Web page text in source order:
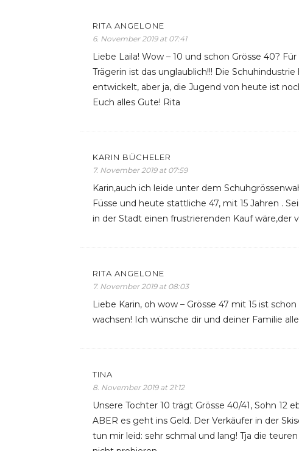
RITA ANGELONE
6. November 2019 at 07:41
Liebe Laila! Wow – 10 und schon Grösse 40?
Trägerin ist das unglaublich!!! Die
entwickelt, aber ja, die Jugend von heute ist
Euch alles Gute! Rita
KARIN BÜCHELER
7. November 2019 at 07:59
Karin,auch ich leide unter dem
Füsse und heute stattliche 47, mit 15 Jahren .
in der Stadt einen frustrierenden Kauf wäre,der
RITA ANGELONE
7. November 2019 at 08:03
Liebe Karin, oh wow – Grösse 47 mit 15 ist
wachsen! Ich wünsche dir und deiner Familie
TINA
8. November 2019 at 21:12
Unsere Tochter 10 trägt Grösse 40/41, Sohn 12
ABER es geht ins Geld. Der Verkäufer in der
tun mir leid: sehr schmal und lang! Tja die